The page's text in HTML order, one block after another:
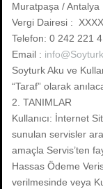
Muratpaşa / Antalya
Vergi Dairesi :
Telefon: 0 242 221
Email :
Soyturk Aku ve
“Taraf” olarak
2. TANIMLAR
Kullanıcı: İnternet
sunulan servisler
amaçla Servis’ten
Hassas Ödeme
verilmesinde veya